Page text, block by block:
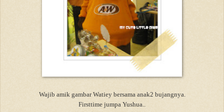
Wajib amik gambar Watiey bersama anak2 bujangnya.
Firsttime jumpa Yushua..